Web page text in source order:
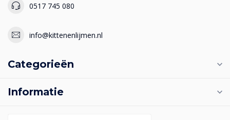
0517 745 080
info@kittenenlijmen.nl
Categorieën
Informatie